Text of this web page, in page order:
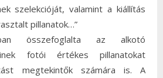
szelekcióját, valamint a kiállítás
pillanatok…”
összefoglalta az alkotó
fotói értékes pillanatokat
megtekintők számára is. A